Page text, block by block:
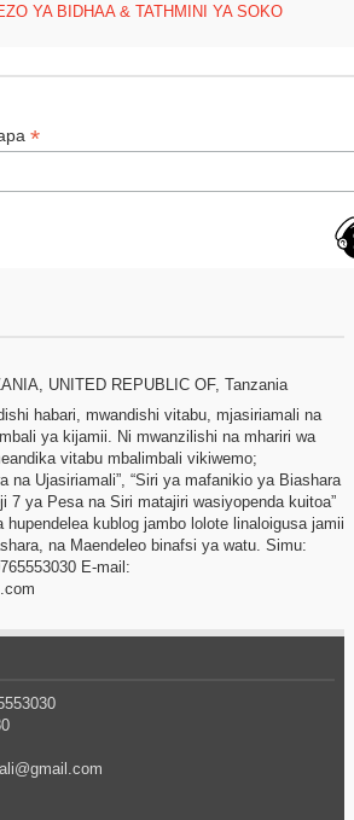
YA BIDHAA & TATHMINI YA SOKO
*
UNITED REPUBLIC OF, Tanzania
habari, mwandishi vitabu, mjasiriamali na
ya kijamii. Ni mwanzilishi na mhariri wa
vitabu mbalimbali vikiwemo;
na Ujasiriamali”, “Siri ya mafanikio ya Biashara
7 ya Pesa na Siri matajiri wasiyopenda kuitoa”
kublog jambo lolote linaloigusa jamii
na Maendeleo binafsi ya watu. Simu:
E-mail: